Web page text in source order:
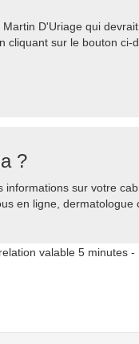
D'Uriage qui
cliquant sur le bouton ci-
?
sur votre
en ligne, dermatologue
valable 5 minutes -